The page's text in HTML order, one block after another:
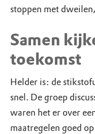
stoppen met
Samen
toekomst
Helder is: de
snel. De groep
waren het er over
maatregelen goed